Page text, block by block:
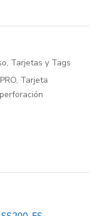
, Tarjetas y Tags
, Tarjeta